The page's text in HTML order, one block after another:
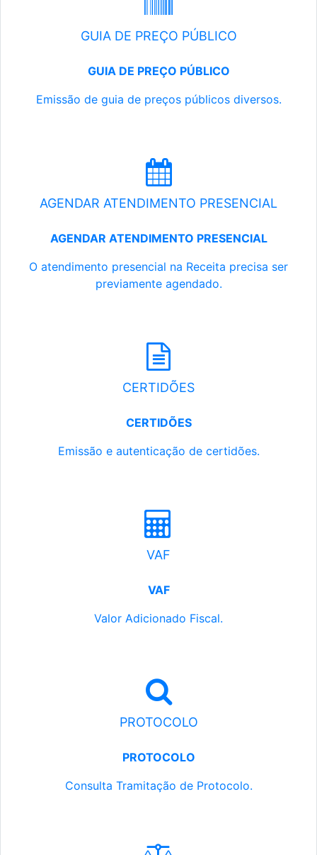
GUIA DE PREÇO PÚBLICO
GUIA DE PREÇO PÚBLICO
Emissão de guia de preços públicos diversos.
AGENDAR ATENDIMENTO PRESENCIAL
AGENDAR ATENDIMENTO PRESENCIAL
O atendimento presencial na Receita precisa ser
previamente agendado.
CERTIDÕES
CERTIDÕES
Emissão e autenticação de certidões.
VAF
VAF
Valor Adicionado Fiscal.
PROTOCOLO
PROTOCOLO
Consulta Tramitação de Protocolo.